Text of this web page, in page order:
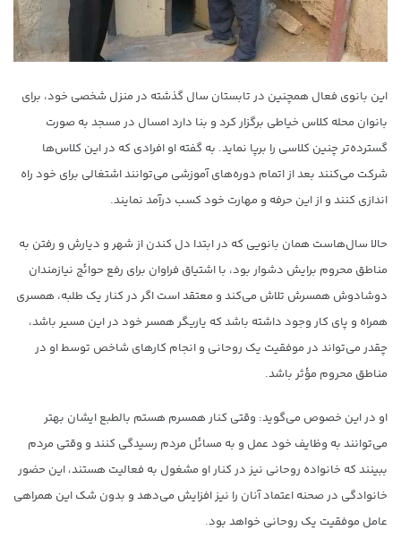
این بانوی فعال همچنین در تابستان سال گذشته در منزل شخصی خود، برای
بانوان محله کلاس خیاطی برگزار کرد و بنا دارد امسال در مسجد به صورت
گسترده‌تر چنین کلاسی را برپا نماید. به گفته او افرادی که در این کلاس‌ها
شرکت می‌کنند بعد از اتمام دوره‌های آموزشی می‌توانند اشتغالی برای خود راه
اندازی کنند و از این حرفه و مهارت خود کسب درآمد نمایند.
حالا سال‌هاست همان بانویی که در ابتدا دل کندن از شهر و دیارش و رفتن به
مناطق محروم برایش دشوار بود، با اشتیاق فراوان برای رفع حوائج نیازمندان
دوشادوش همسرش تلاش می‌کند و معتقد است اگر در کنار یک طلبه، همسری
همراه و پای کار وجود داشته باشد که یاریگر همسر خود در این مسیر باشد،
چقدر می‌تواند در موفقیت یک روحانی و انجام کارهای شاخص توسط او در
مناطق محروم مؤثر باشد.
او در این خصوص می‌گوید: وقتی کنار همسرم هستم بالطبع ایشان بهتر
می‌توانند به وظایف خود عمل و به مسائل مردم رسیدگی کنند و وقتی مردم
ببینند که خانواده روحانی نیز در کنار او مشغول به فعالیت هستند، این حضور
خانوادگی در صحنه اعتماد آنان را نیز افزایش می‌دهد و بدون شک این همراهی
عامل موفقیت یک روحانی خواهد بود.